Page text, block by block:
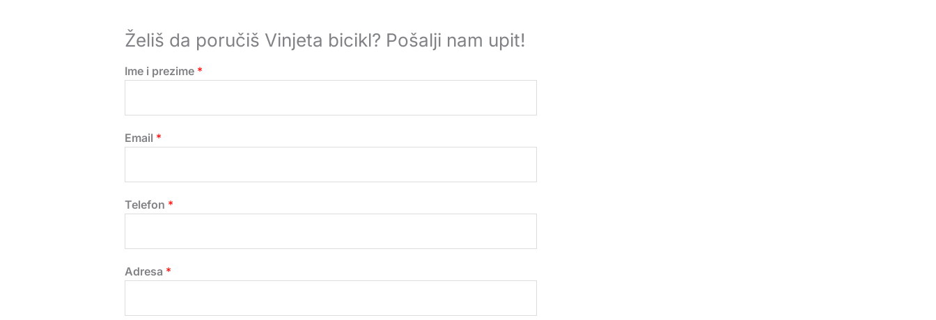
Želiš da poručiš Vinjeta bicikl? Pošalji nam upit!
Ime i prezime *
Email *
Telefon *
Adresa *